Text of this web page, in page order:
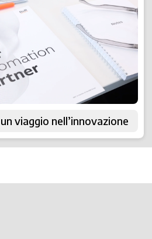
viaggio nell’innovazione